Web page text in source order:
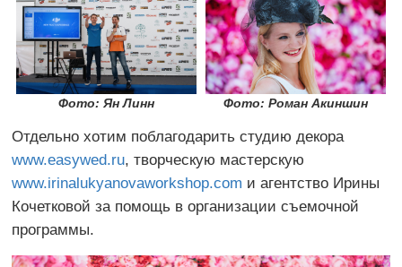
Фото: Ян Линн Фото: Роман Акиншин
Отдельно хотим поблагодарить студию декора
www.easywed.ru, творческую мастерскую
www.irinalukyanovaworkshop.com и агентство Ирины
Кочетковой за помощь в организации съемочной
программы.